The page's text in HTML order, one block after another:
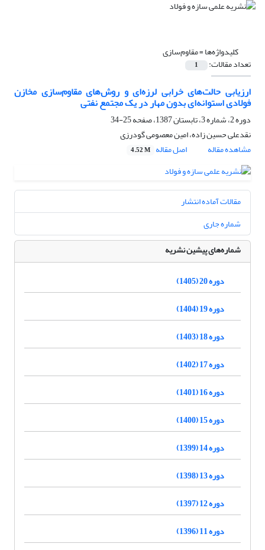
کلیدواژه‌ها =مقاوم‌سازی
تعداد مقالات: 1
ارزیابی حالت‌های خرابی لرزه‌ای و روش‌های مقاوم‌سازی مخازن
فولادی استوانه‌ای بدون مهار در یک مجتمع نفتی
دوره 2، شماره 3، تابستان 1387، صفحه
25-34
نقدعلی حسین زاده، امین معصومی گودرزی
مشاهده مقاله
اصل مقاله 4.52 M
مقالات آماده انتشار
شماره جاری
شماره‌های پیشین نشریه
دوره 20 (1405)
دوره 19 (1404)
دوره 18 (1403)
دوره 17 (1402)
دوره 16 (1401)
دوره 15 (1400)
دوره 14 (1399)
دوره 13 (1398)
دوره 12 (1397)
دوره 11 (1396)